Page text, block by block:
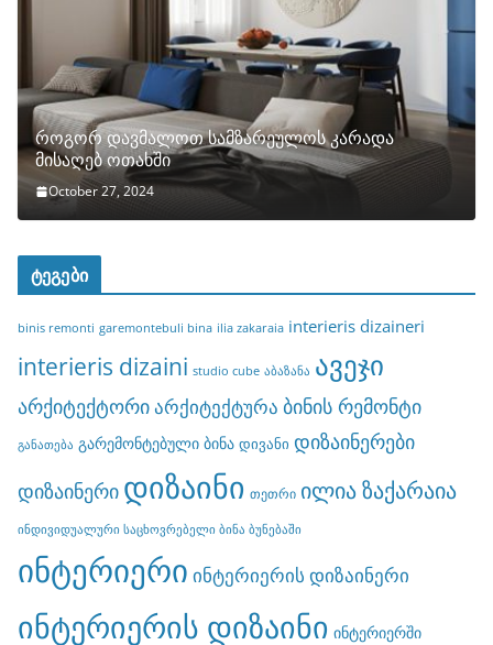
როგორ დავმალოთ სამზარეულოს კარადა
მისაღებ ოთახში
October 27, 2024
ტეგები
binis remonti garemontebuli bina ilia zakaraia interieris dizaineri
interieris dizaini studio cube აბაზანა ავეჯი
არქიტექტორიარქიტექტურა ბინის რემონტი
განათება გარემონტებული ბინა დივანი დიზაინერები
დიზაინერი დიზაინი თეთრი ილია ზაქარაია
ინდივიდუალური საცხოვრებელი ბინა ბუნებაში
ინტერიერი ინტერიერის დიზაინერი
ინტერიერის დიზაინი ინტერიერში